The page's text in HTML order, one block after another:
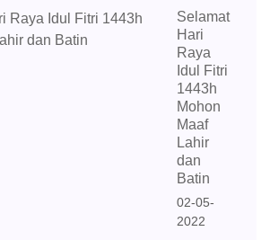
Selamat
Hari
Raya
Idul Fitri
1443h
Mohon
Maaf
Lahir
dan
Batin
02-05-
2022